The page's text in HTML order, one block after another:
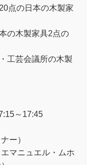
点の日本の木製家
の木製家具2点の
⼯芸会議所の木製
～17:45
ー）
マニュエル・ムホ